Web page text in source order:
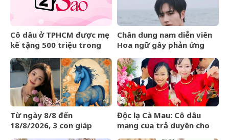
Cô dâu ở TPHCM được mẹ
kế tặng 500 triệu trong
‘gây sốt’
Chân dung nam diễn viên
Hoa ngữ gây phản ứng
Từ ngày 8/8 đến
18/8/2026, 3 con giáp
Độc lạ Cà Mau: Cô dâu
mang cua trả duyên cho